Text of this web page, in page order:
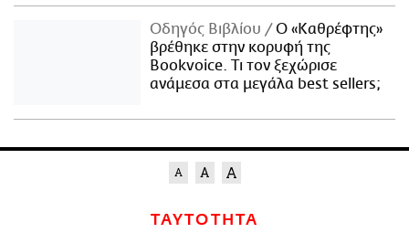
Οδηγός Βιβλίου
Ο «Καθρέφτης»
βρέθηκε στην κορυφή της
Bookvoice. Τι τον ξεχώρισε
ανάμεσα στα μεγάλα best sellers;
ΤΑΥΤΟΤΗΤΑ